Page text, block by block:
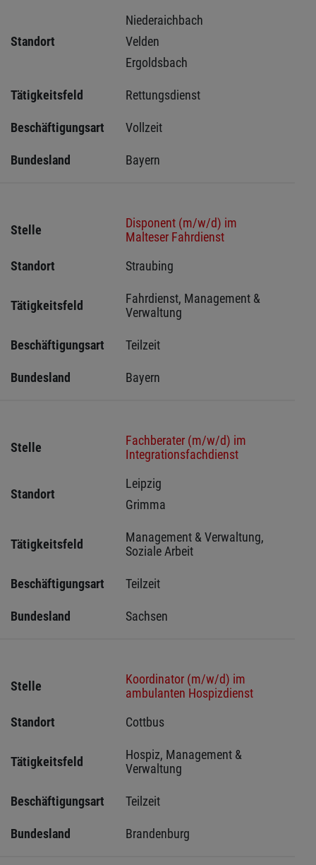
Standort
Niederaichbach
Velden
Ergoldsbach
Tätigkeitsfeld Rettungsdienst
Beschäftigungsart Vollzeit
Bundesland Bayern
Stelle
Disponent (m/w/d) im
Malteser Fahrdienst
Standort
Straubing
Tätigkeitsfeld
Fahrdienst, Management &
Verwaltung
Beschäftigungsart Teilzeit
Bundesland Bayern
Stelle
Fachberater (m/w/d) im
Integrationsfachdienst
Standort
Leipzig
Grimma
Tätigkeitsfeld
Management & Verwaltung,
Soziale Arbeit
Beschäftigungsart Teilzeit
Bundesland Sachsen
Stelle
Koordinator (m/w/d) im
ambulanten Hospizdienst
Standort
Cottbus
Tätigkeitsfeld
Hospiz, Management &
Verwaltung
Beschäftigungsart Teilzeit
Bundesland Brandenburg